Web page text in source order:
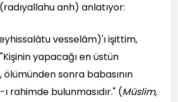
anh) anlatıyor:
vesselâm)'ı işittim,
yapacağı en üstün
sonra babasının
rahimde bulunmasıdır." (Müslim,